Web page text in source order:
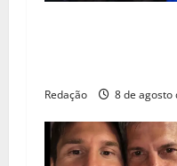
Redação 8 de agosto